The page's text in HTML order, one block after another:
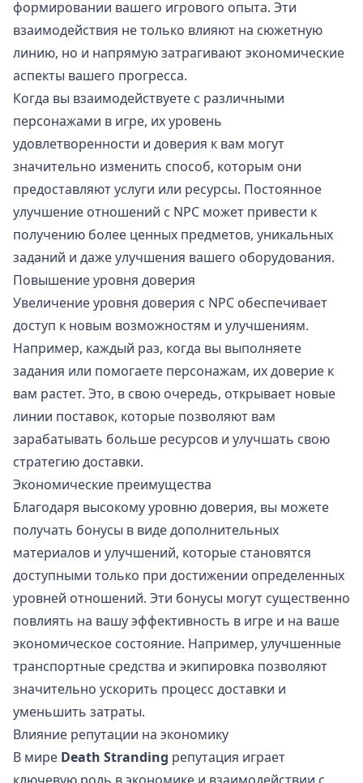
формировании вашего игрового опыта. Эти
взаимодействия не только влияют на сюжетную
линию, но и напрямую затрагивают экономические
аспекты вашего прогресса.
Когда вы взаимодействуете с различными
персонажами в игре, их уровень
удовлетворенности и доверия к вам могут
значительно изменить способ, которым они
предоставляют услуги или ресурсы. Постоянное
улучшение отношений с NPC может привести к
получению более ценных предметов, уникальных
заданий и даже улучшения вашего оборудования.
Повышение уровня доверия
Увеличение уровня доверия с NPC обеспечивает
доступ к новым возможностям и улучшениям.
Например, каждый раз, когда вы выполняете
задания или помогаете персонажам, их доверие к
вам растет. Это, в свою очередь, открывает новые
линии поставок, которые позволяют вам
зарабатывать больше ресурсов и улучшать свою
стратегию доставки.
Экономические преимущества
Благодаря высокому уровню доверия, вы можете
получать бонусы в виде дополнительных
материалов и улучшений, которые становятся
доступными только при достижении определенных
уровней отношений. Эти бонусы могут существенно
повлиять на вашу эффективность в игре и на ваше
экономическое состояние. Например, улучшенные
транспортные средства и экипировка позволяют
значительно ускорить процесс доставки и
уменьшить затраты.
Влияние репутации на экономику
В мире Death Stranding репутация играет